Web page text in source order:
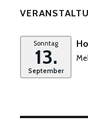
Sonntag
13.
September